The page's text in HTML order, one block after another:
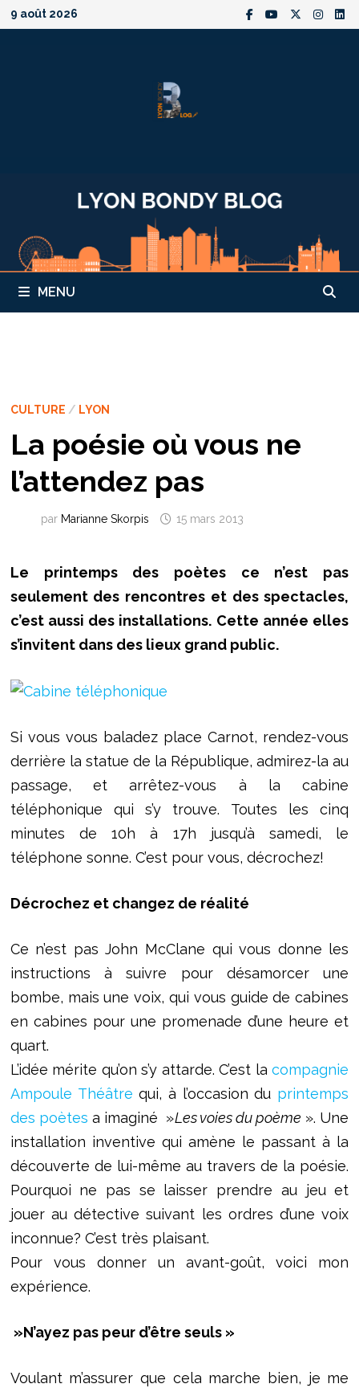
Passer
au
9 août 2026
MENU
CULTURE / LYON
La poésie où vous ne
l’attendez pas
par Marianne Skorpis 15 mars 2013
Le printemps des poètes ce n’est pas
seulement des rencontres et des spectacles,
c’est aussi des installations. Cette année elles
s’invitent dans des lieux grand public.
Si vous vous baladez place Carnot, rendez-vous
derrière la statue de la République, admirez-la au
passage, et arrêtez-vous à la cabine
téléphonique qui s’y trouve. Toutes les cinq
minutes de 10h à 17h jusqu’à samedi, le
téléphone sonne. C’est pour vous, décrochez!
Décrochez et changez de réalité
Ce n’est pas John McClane qui vous donne les
instructions à suivre pour désamorcer une
bombe, mais une voix, qui vous guide de cabines
en cabines pour une promenade d’une heure et
quart.
L’idée mérite qu’on s’y attarde. C’est lacompagnie
Ampoule Théâtrequi, à l’occasion du printemps
des poètes a imaginé »Les voies du poème ». Une
installation inventive qui amène le passant à la
découverte de lui-même au travers de la poésie.
Pourquoi ne pas se laisser prendre au jeu et
jouer au détective suivant les ordres d’une voix
inconnue? C’est très plaisant.
Pour vous donner un avant-goût, voici mon
expérience.
»N’ayez pas peur d’être seuls »
Voulant m’assurer que cela marche bien, je me